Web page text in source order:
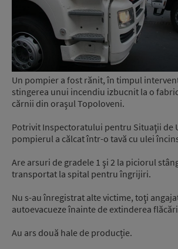
Un pompier a fost rănit, în timpul
stingerea unui incendiu izbucnit la o
cărnii din oraşul Topoloveni.
Potrivit Inspectoratului pentru Situaţii de
pompierul a călcat într-o tavă cu ulei
Are arsuri de gradele 1 şi 2 la piciorul
transportat la spital pentru îngrijiri.
Nu s-au înregistrat alte victime, toţi
autoevacueze înainte de extinderea
Au ars două hale de producție.